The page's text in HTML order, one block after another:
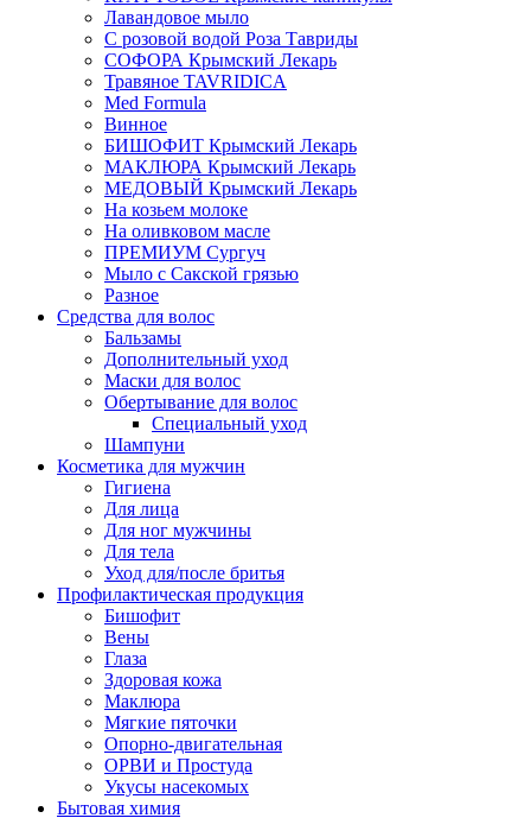
Лавандовое мыло
С розовой водой Роза Тавриды
СОФОРА Крымский Лекарь
Травяное TAVRIDICA
Med Formula
Винное
БИШОФИТ Крымский Лекарь
МАКЛЮРА Крымский Лекарь
МЕДОВЫЙ Крымский Лекарь
На козьем молоке
На оливковом масле
ПРЕМИУМ Сургуч
Мыло с Сакской грязью
Разное
Средства для волос
Бальзамы
Дополнительный уход
Маски для волос
Обертывание для волос
Специальный уход
Шампуни
Косметика для мужчин
Гигиена
Для лица
Для ног мужчины
Для тела
Уход для/после бритья
Профилактическая продукция
Бишофит
Вены
Глаза
Здоровая кожа
Маклюра
Мягкие пяточки
Опорно-двигательная
ОРВИ и Простуда
Укусы насекомых
Бытовая химия